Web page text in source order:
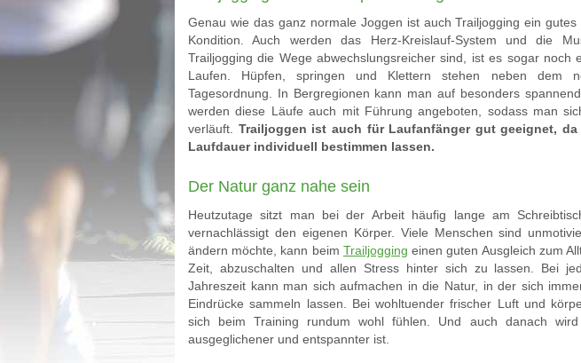
Genau wie das ganz normale Joggen ist auch Trailjogging ein
Kondition. Auch werden das Herz-Kreislauf-System und die
Trailjogging die Wege abwechslungsreicher sind, ist es sogar noch
Laufen. Hüpfen, springen und Klettern stehen neben dem
Tagesordnung. In Bergregionen kann man auf besonders
werden diese Läufe auch mit Führung angeboten, sodass man
verläuft. Trailjoggen ist auch für Laufanfänger gut geeignet,
Laufdauer individuell bestimmen lassen.
Der Natur ganz nahe sein
Heutzutage sitzt man bei der Arbeit häufig lange am
vernachlässigt den eigenen Körper. Viele Menschen sind
ändern möchte, kann beim Trailjogging einen guten Ausgleich zum
Zeit, abzuschalten und allen Stress hinter sich zu lassen. Bei
Jahreszeit kann man sich aufmachen in die Natur, in der sich
Eindrücke sammeln lassen. Bei wohltuender frischer Luft und
sich beim Training rundum wohl fühlen. Und auch danach
ausgeglichener und entspannter ist.